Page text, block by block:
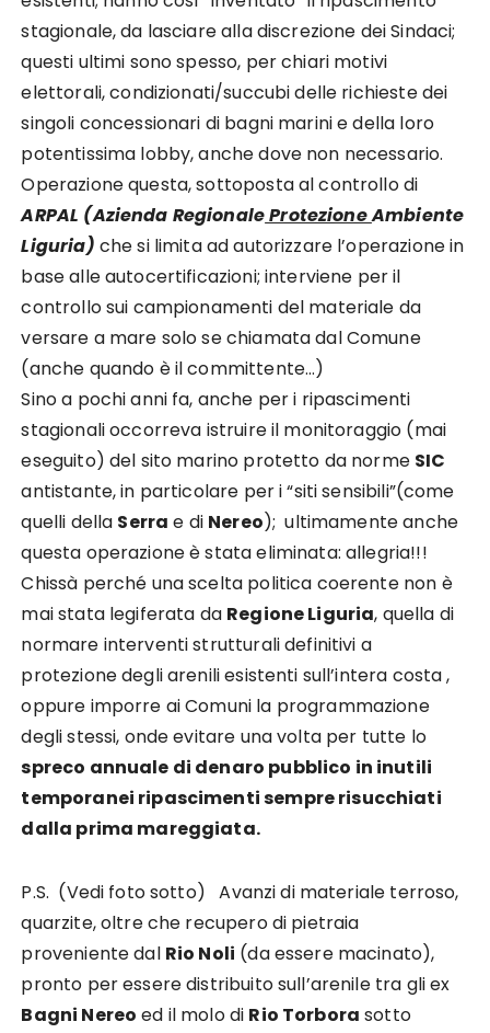
stagionale, da lasciare alla discrezione dei Sindaci;
questi ultimi sono spesso, per chiari motivi
elettorali, condizionati/succubi delle richieste dei
singoli concessionari di bagni marini e della loro
potentissima lobby, anche dove non necessario.
Operazione questa, sottoposta al controllo di
ARPAL (Azienda RegionaleProtezioneAmbiente
Liguria) che si limita ad autorizzare l’operazione in
base alle autocertificazioni; interviene per il
controllo sui campionamenti del materiale da
versare a mare solo se chiamata dal Comune
(anche quando è il committente…)
Sino a pochi anni fa, anche per i ripascimenti
stagionali occorreva istruire il monitoraggio (mai
eseguito) del sito marino protetto da norme SIC
antistante, in particolare per i “siti sensibili”(come
quelli della Serra e di Nereo); ultimamente anche
questa operazione è stata eliminata: allegria!!!
Chissà perché una scelta politica coerente non è
mai stata legiferata da Regione Liguria, quella di
normare interventi strutturali definitivi a
protezione degli arenili esistenti sull’intera costa ,
oppure imporre ai Comuni la programmazione
degli stessi, onde evitare una volta per tutte lo
spreco annuale di denaro pubblico in inutili
temporanei ripascimenti sempre risucchiati
dalla prima mareggiata.
P.S. (Vedi foto sotto) Avanzi di materiale terroso,
quarzite, oltre che recupero di pietraia
proveniente dal Rio Noli (da essere macinato),
pronto per essere distribuito sull’arenile tra gli ex
Bagni Nereo ed il molo di Rio Torbora sotto